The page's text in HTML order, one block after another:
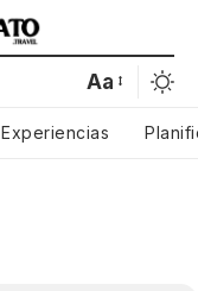
Aa
Experiencias